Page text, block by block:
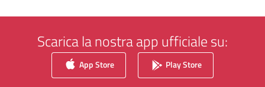
Scarica la nostra app ufficiale su:
App Store Play Store